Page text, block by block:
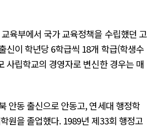
육부에서 국가 교육정책을 수립했던 고
신이 학년당 6학급씩 18개 학급(학생수
사립학교의 경영자로 변신한 경우는 매
안동 출신으로 안동고, 연세대 행정학
원을 졸업했다. 1989년 제33회 행정고